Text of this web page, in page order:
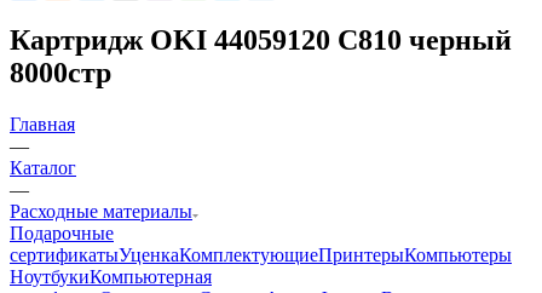
Картридж OKI 44059120 C810 черный
8000стр
Главная
—
Каталог
—
Расходные материалы
Подарочные
сертификатыУценкаКомплектующиеПринтерыКомпьютеры
НоутбукиКомпьютерная